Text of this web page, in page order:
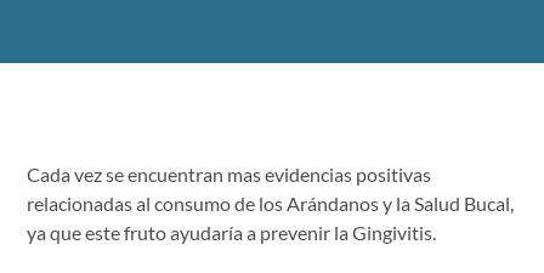
Cada vez se encuentran mas evidencias positivas
relacionadas al consumo de los Arándanos y la Salud Bucal,
ya que este fruto ayudaría a prevenir la Gingivitis.